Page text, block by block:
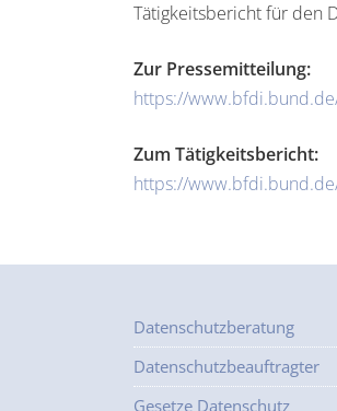
Tätigkeitsbericht für den
Zur Pressemitteilung:
https://
Zum Tätigkeitsbericht:
https://
Datenschutzberatung
Datenschutzbeauftragter
Gesetze Datenschutz